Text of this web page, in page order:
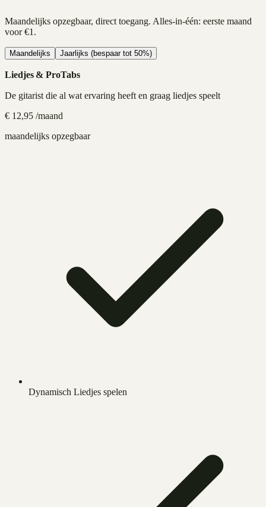
Maandelijks opzegbaar, direct toegang. Alles-in-één: eerste maand
voor €1.
Maandelijks Jaarlijks (bespaar tot 50%)
Liedjes & ProTabs
De gitarist die al wat ervaring heeft en graag liedjes speelt
€ 12,95 /maand
maandelijks opzegbaar
Dynamisch Liedjes spelen